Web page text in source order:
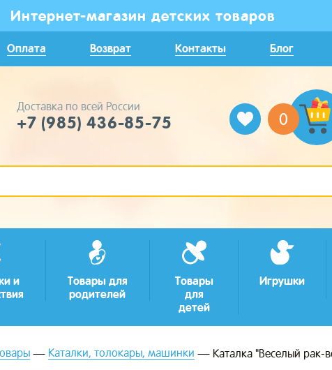
Интернет-магазин детских товаров
Оплата Возврат Контакты Блог
Доставка по всей России
+7 (985) 436-85-75 0
и
Товары для
родителей
Товары
для
детей
Игрушки
Каталки, толокары, машинки Каталка "Веселый рак-